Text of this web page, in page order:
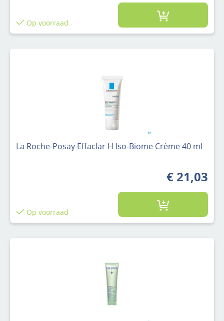
Op voorraad
La Roche-Posay Effaclar H Iso-Biome Crème 40 ml
€ 21,03
Op voorraad